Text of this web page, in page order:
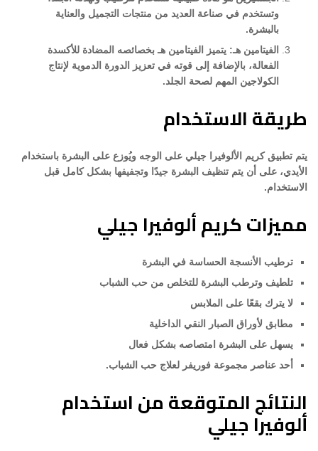
وتستخدم في صناعة العديد من منتجات التجميل والعناية
بالبشرة.
الفيتامين هـ: يتميز الفيتامين هـ بخصائصه المضادة للأكسدة
الفعالة، بالإضافة إلى قوته في تعزيز الدورة الدموية لإنتاج
الكولاجين المهم لصحة الجلد.
طريقة الاستخدام
يتم تطبيق كريم الألوفيرا جيلي على الوجه ويُوزع على البشرة باستخدام
الأيدي، على أن يتم تنظيف البشرة جيدًا وتجفيفها بشكل كامل قبل
الاستخدام.
مميزات كريم ألوفيرا جيلي
ترطيب الأنسجة الحساسة في البشرة
تلطيف وترطب البشرة للتخلص من حب الشباب
لا يترك بقعًا على الملابس
مطابق لأوراق الصبار النقي الداخلية
يسهل على البشرة امتصاصه بشكل فعال
أحد عناصر مجموعة فوريفر لعلاج حب الشباب.
النتائج المتوقعة من استخدام
ألوفيرا جيلي